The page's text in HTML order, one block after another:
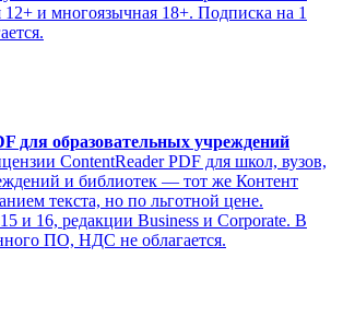
12+ и многоязычная 18+. Подписка на 1
для образовательных учреждений
ContentReader PDF для школ, вузов,
и библиотек — тот же Контент
текста, но по льготной цене.
и 16, редакции Business и Corporate. В
ПО, НДС не облагается.